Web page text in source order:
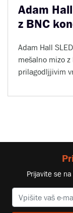
Adam
z BNC
Adam Hall
mešalno mizo
prilagodljjivim
Prijavite se